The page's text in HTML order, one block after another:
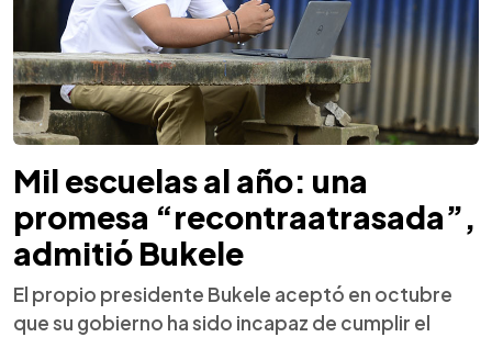
Mil escuelas al año: una
promesa “recontraatrasada”,
admitió Bukele
El propio presidente Bukele aceptó en octubre
que su gobierno ha sido incapaz de cumplir el